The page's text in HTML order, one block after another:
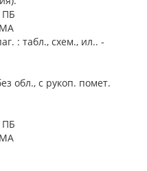
ПБ
: табл., схем., ил.. -
обл., с рукоп. помет.
ПБ